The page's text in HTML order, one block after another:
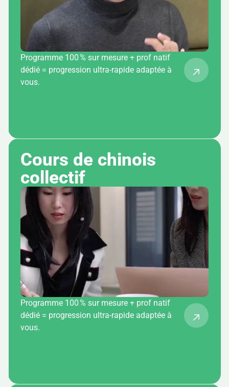
Programme 100 % sur mesure + prof natif
dédié = progression ultra-rapide adaptée à
vous.
Cours de chinois
collectif
Programme 100 % sur mesure + prof natif
dédié = progression ultra-rapide adaptée à
vous.